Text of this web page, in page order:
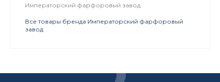
Императорский фарфоровый завод
Все товары бренда Императорский фарфоровый
завод